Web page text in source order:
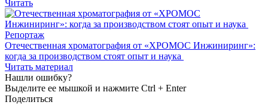
Читать
Репортаж
Отечественная хроматография от «ХРОМОС Инжиниринг»:
когда за производством стоят опыт и наука
Читать материал
Нашли ошибку?
Выделите ее мышкой и нажмите Ctrl + Enter
Поделиться